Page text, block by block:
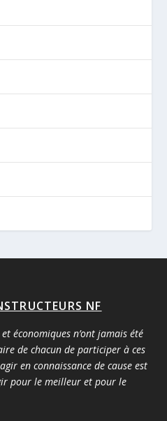
NF
économiques n’ont jamais été
de chacun de participer à ces
en connaissance de cause est
pour le meilleur et pour le